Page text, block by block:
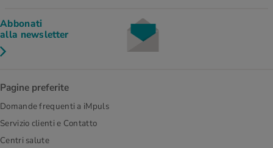
Abbonati
alla newsletter
Pagine preferite
Domande frequenti a iMpuls
Servizio clienti e Contatto
Centri salute